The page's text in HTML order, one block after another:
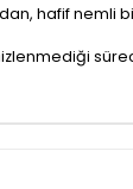
hafif nemli